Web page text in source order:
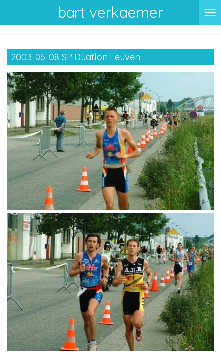
direct
de
hoofdinhoud
bart verkaemer
2003-06-08 SP Duatlon Leuven